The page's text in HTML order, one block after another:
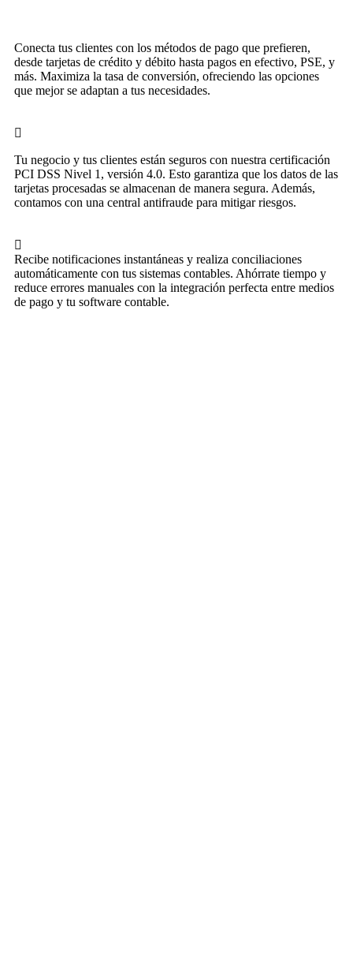
Conecta tus clientes con los métodos de pago que prefieren,
desde tarjetas de crédito y débito hasta pagos en efectivo, PSE, y
más. Maximiza la tasa de conversión, ofreciendo las opciones
que mejor se adaptan a tus necesidades.
Tu negocio y tus clientes están seguros con nuestra certificación
PCI DSS Nivel 1, versión 4.0. Esto garantiza que los datos de las
tarjetas procesadas se almacenan de manera segura. Además,
contamos con una central antifraude para mitigar riesgos.
Recibe notificaciones instantáneas y realiza conciliaciones
automáticamente con tus sistemas contables. Ahórrate tiempo y
reduce errores manuales con la integración perfecta entre medios
de pago y tu software contable.